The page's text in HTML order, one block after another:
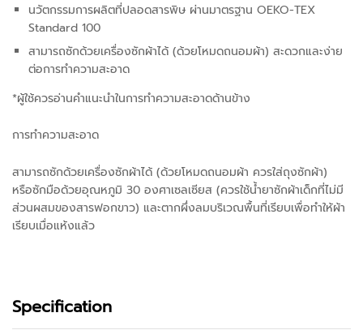
นวัตกรรมการผลิตที่ปลอดสารพิษ ผ่านมาตรฐาน OEKO-TEX
Standard 100
สามารถซักด้วยเครื่องซักผ้าได้ (ด้วยโหมดถนอมผ้า) สะดวกและง่าย
ต่อการทำความสะอาด
*ผู้ใช้ควรอ่านคำแนะนำในการทำความสะอาดด้านข้าง
การทำความสะอาด
สามารถซักด้วยเครื่องซักผ้าได้ (ด้วยโหมดถนอมผ้า ควรใส่ถุงซักผ้า)
หรือซักมือด้วยอุณหภูมิ 30 องศาเซลเซียส (ควรใช้น้ำยาซักผ้าเด็กที่ไม่มี
ส่วนผสมของสารฟอกขาว) และตากผึ่งลมบริเวณพื้นที่เรียบเพื่อทำให้ผ้า
เรียบเมื่อแห้งแล้ว
Specification